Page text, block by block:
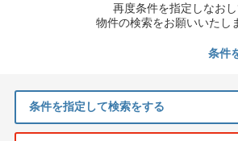
再度条件を指定しなお
物件の検索をお願いいたし
条件
条件を指定して検索をする